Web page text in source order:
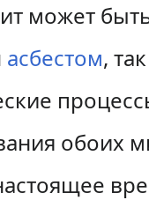
может
асбестом,
обоих